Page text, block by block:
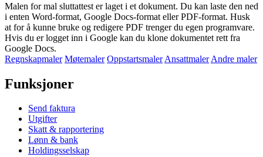
Malen for mal sluttattest er laget i et dokument. Du kan laste den ned
i enten Word-format, Google Docs-format ellerPDF-format. Husk
at for å kunne bruke og redigere PDF trenger du egen programvare.
Hvis du er logget inn i Google kan du klone dokumentet rett fra
Google Docs.
Regnskapmaler Møtemaler Oppstartsmaler Ansattmaler Andre maler
Funksjoner
Send faktura
Utgifter
Skatt & rapportering
Lønn & bank
Holdingsselskap